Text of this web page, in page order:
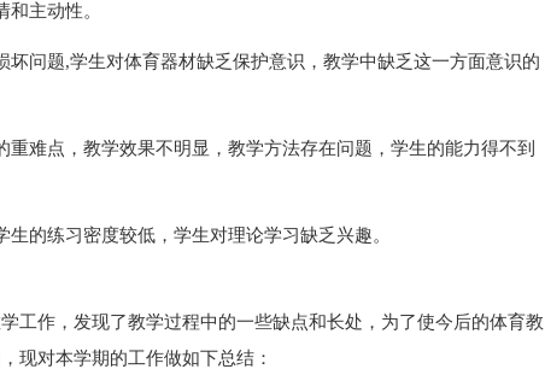
主动性。
坏问题,学生对体育器材缺乏保护意识，教学中缺乏这一方面意识的
难点，教学效果不明显，教学方法存在问题，学生的能力得不到
的练习密度较低，学生对理论学习缺乏兴趣。
工作，发现了教学过程中的一些缺点和长处，为了使今后的体育教
现对本学期的工作做如下总结：